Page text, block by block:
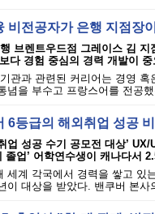
비전공자가 은행 지점장
브렌트우드점 그레이스 김 지
다 경험 중심의 경력 개발이 중
관과 관련된 커리어는 경영
념을 부수고 프랑스어를 전공
6등급의 해외취업 성공
업 성공 수기 공모전 대상’ UX/
졸업’ 어학연수생이 캐나다서
세계 각국에서 경력을 쌓고 있
이 대상을 받았다. 밴쿠버 본사